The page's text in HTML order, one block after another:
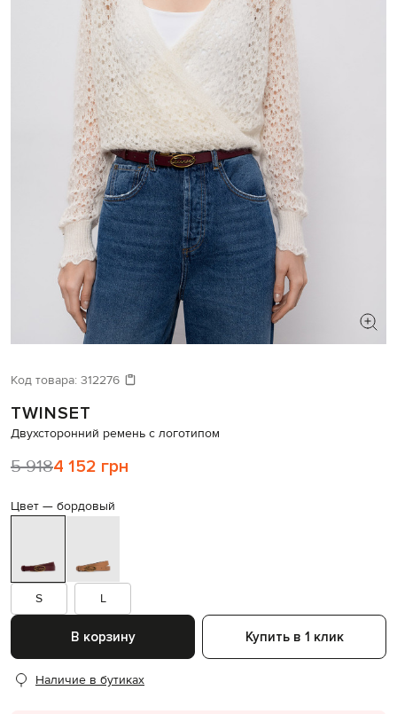
Давайте подберем что-то еще
Похожие товары
Код товара: 312276
TWINSET
Двухсторонний ремень с логотипом
5 9184 152 грн
Цвет — бордовый
S L
В корзину Купить в 1 клик
Наличие в бутиках